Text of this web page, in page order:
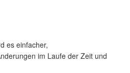
es einfacher,
im Laufe der Zeit und